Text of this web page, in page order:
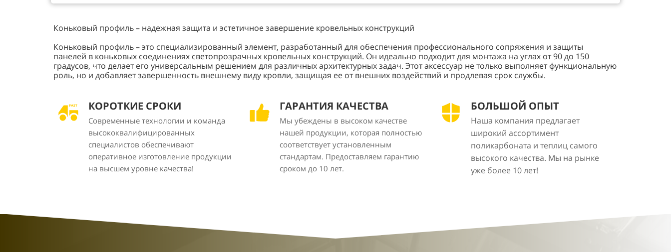
Коньковый профиль – надежная защита и эстетичное завершение кровельных конструкций
Коньковый профиль – это специализированный элемент, разработанный для обеспечения профессионального сопряжения и защиты
панелей в коньковых соединениях светопрозрачных кровельных конструкций. Он идеально подходит для монтажа на углах от 90 до 150
градусов, что делает его универсальным решением для различных архитектурных задач. Этот аксессуар не только выполняет функциональную
роль, но и добавляет завершенность внешнему виду кровли, защищая ее от внешних воздействий и продлевая срок службы.
КОРОТКИЕ СРОКИ
Современные технологии и команда
высококвалифицированных
специалистов обеспечивают
оперативное изготовление продукции
на высшем уровне качества!
ГАРАНТИЯ КАЧЕСТВА
Мы убеждены в высоком качестве
нашей продукции, которая полностью
соответствует установленным
стандартам. Предоставляем гарантию
сроком до 10 лет.
БОЛЬШОЙ ОПЫТ
Наша компания предлагает
широкий ассортимент
поликарбоната и теплиц самого
высокого качества. Мы на рынке
уже более 10 лет!